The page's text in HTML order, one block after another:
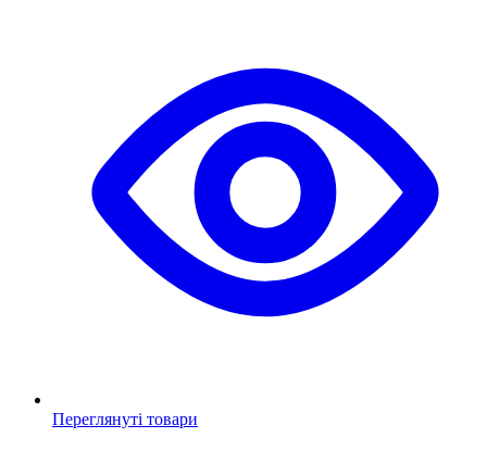
Переглянуті товари